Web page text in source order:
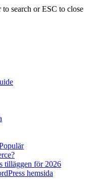
to search or ESC to close
tilläggen för 2026
hemsida